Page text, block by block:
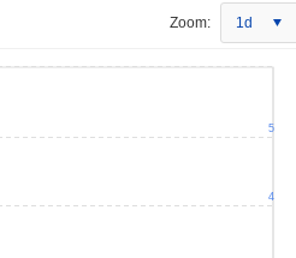
Zoom: 1d
4
5